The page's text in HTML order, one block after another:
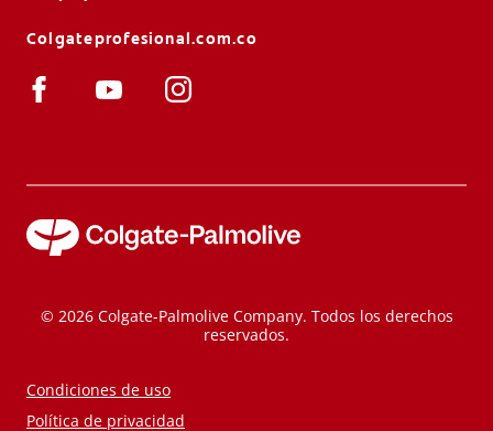
Colgateprofesional.com.co
© 2026 Colgate-Palmolive Company. Todos los derechos
reservados.
Condiciones de uso
Política de privacidad